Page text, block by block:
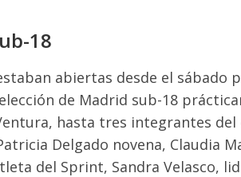
18
abiertas desde el sábado
de Madrid sub-18
hasta tres integrantes
Delgado novena, Claudia
del Sprint, Sandra Velasco,